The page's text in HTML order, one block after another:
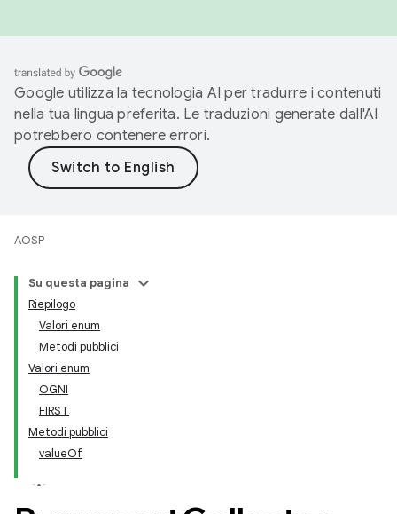
Google utilizza la tecnologia AI per tradurre i contenuti
nella tua lingua preferita. Le traduzioni generate dall'AI
potrebbero contenere errori.
AOSP
Su questa pagina
Riepilogo
Valori enum
Metodi pubblici
Valori enum
OGNI
FIRST
Metodi pubblici
valueOf